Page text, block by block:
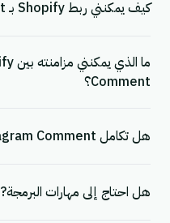
كيف يمكنني ربط Shopify بـ Instagram Comment؟
Comment؟
هل تكامل Shopify + Instagram Comment مجاني؟
هل احتاج إلى مهارات البرمجة?